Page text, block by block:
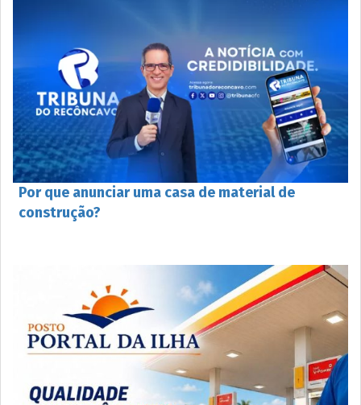
Por que anunciar uma casa de material de
construção?